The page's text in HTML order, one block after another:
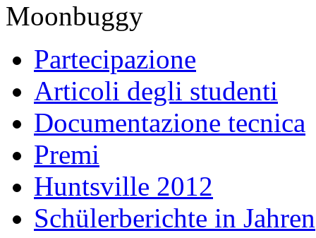
Moonbuggy
Partecipazione
Articoli degli studenti
Documentazione tecnica
Premi
Huntsville 2012
Schülerberichte in Jahren